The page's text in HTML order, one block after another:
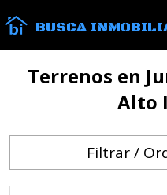
BUSCA
Terrenos en
Alto
Filtrar /